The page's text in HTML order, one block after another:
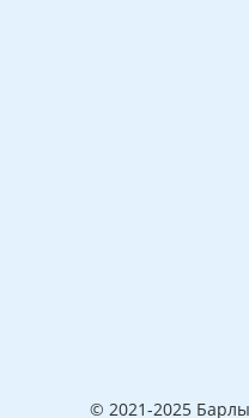
© 2021-2025